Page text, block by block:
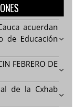
acuerdan
de Educación
FEBRERO DE
de la Cxhab